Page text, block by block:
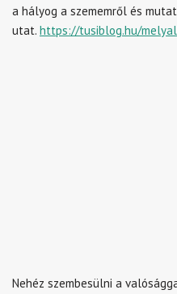
a hályog a szememről és
utat. https://tusiblog.hu/
Nehéz szembesülni a